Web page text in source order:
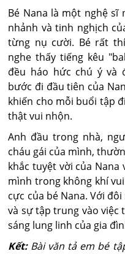
Bé Nana là một nghệ sĩ
nhảnh và tinh nghịch
từng nụ cười. Bé rất
nghe thấy tiếng kêu
đều háo hức chú ý và
bước đi đầu tiên của
khiến cho mỗi buổi tập
thật vui nhộn.
Anh đầu trong nhà,
cháu gái của mình,
khắc tuyệt vời của
mình trong không khí
cực của bé Nana. Với
và sự tập trung vào việc
sáng lung linh của gia
Kết: Bài văn tả em bé